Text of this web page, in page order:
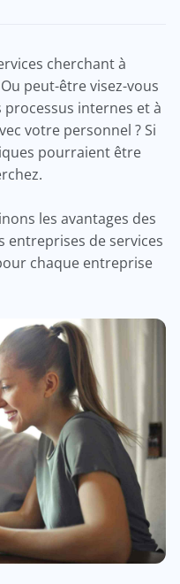
cherchant à
peut-être visez-vous
internes et à
votre personnel ? Si
pourraient être
les avantages des
entreprises de services
chaque entreprise